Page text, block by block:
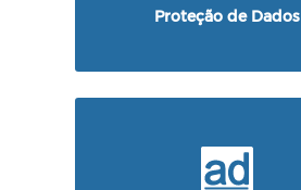
Proteção de Dados